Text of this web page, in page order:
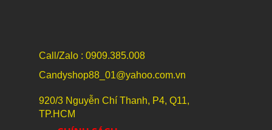
Call/Zalo : 0909.385.008
Candyshop88_01@yahoo.com.vn
920/3 Nguyễn Chí Thanh, P4, Q11,
TP.HCM